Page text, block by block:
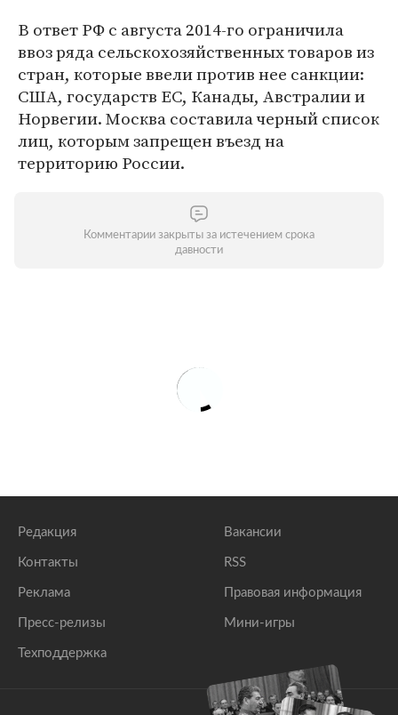
В ответ РФ с августа 2014-го ограничила
ввоз ряда сельскохозяйственных товаров из
стран, которые ввели против нее санкции:
США, государств ЕС, Канады, Австралии и
Норвегии. Москва составила черный список
лиц, которым запрещен въезд на
территорию России.
Комментарии закрыты за истечением срока
давности
Редакция
Контакты
Реклама
Пресс-релизы
Техподдержка
Вакансии
RSS
Правовая информация
Мини-игры